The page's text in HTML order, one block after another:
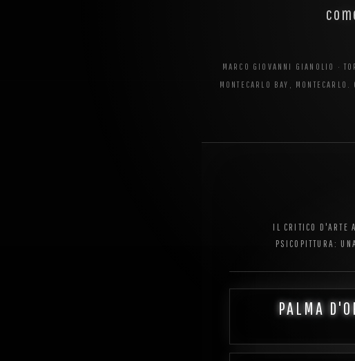
MARCO GIOVANNI GIANOLIO ·
MONTECARLO BAY,
IL CRITICO D'ARTE
PSICOPITTURA:
PALMA